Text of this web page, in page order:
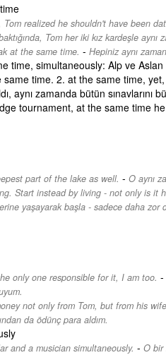
Tom realized he shouldn't have been
Tom her iki kız kardeşle
at the same time. - Hepiniz aynı
time, simultaneously: Alp ve
time. 2. at the same time,
aynı zamanda bütün
tournament, at the same time
part of the lake as well. - O aynı
Start instead by living - not only is it
yaşayarak başla - sadece daha zor
only one responsible for it, I am too. -
not only from Tom, but from his
da ödünç para aldım.
and a musician simultaneously. - O bir